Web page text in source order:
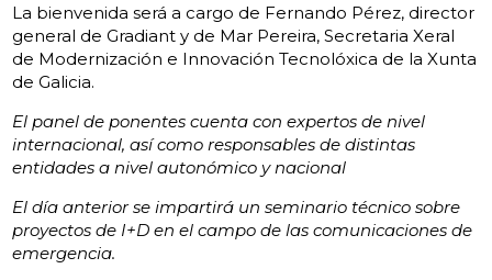
La bienvenida será a cargo de Fernando Pérez, director
general de Gradiant y de Mar Pereira, Secretaria Xeral
de Modernización e Innovación Tecnolóxica de la Xunta
de Galicia.
El panel de ponentes cuenta con expertos de nivel
internacional, así como responsables de distintas
entidades a nivel autonómico y nacional
El día anterior se impartirá un seminario técnico sobre
proyectos de I+D en el campo de las comunicaciones de
emergencia.